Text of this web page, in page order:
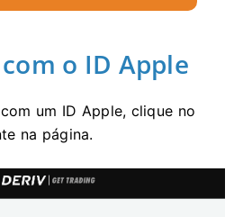
o ID Apple
um ID Apple, clique no
na página.